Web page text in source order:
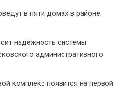
в пяти домах в районе
надёжность системы
административного
комплекс появится на первой